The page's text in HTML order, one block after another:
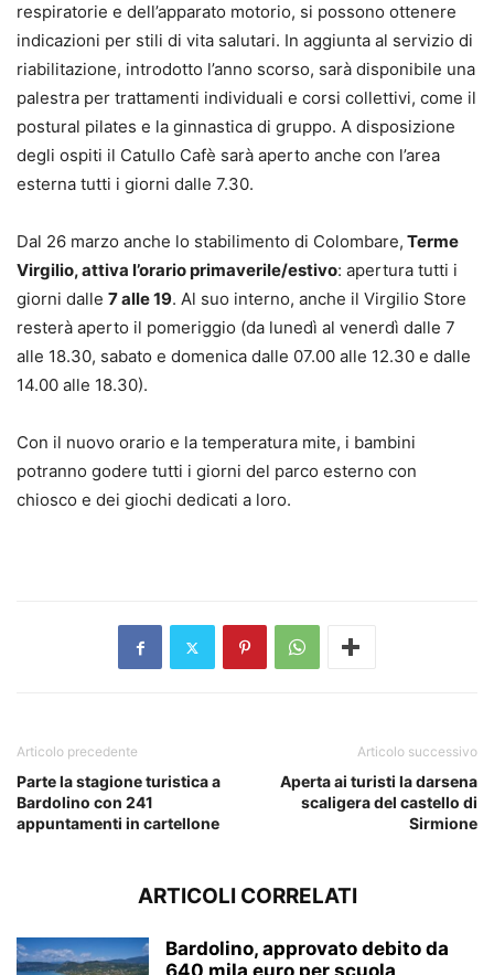
respiratorie e dell’apparato motorio, si possono ottenere
indicazioni per stili di vita salutari. In aggiunta al servizio di
riabilitazione, introdotto l’anno scorso, sarà disponibile una
palestra per trattamenti individuali e corsi collettivi, come il
postural pilates e la ginnastica di gruppo. A disposizione
degli ospiti il Catullo Cafè sarà aperto anche con l’area
esterna tutti i giorni dalle 7.30.
Dal 26 marzo anche lo stabilimento di Colombare, Terme
Virgilio, attiva l’orario primaverile/estivo: apertura tutti i
giorni dalle 7 alle 19. Al suo interno, anche il Virgilio Store
resterà aperto il pomeriggio (da lunedì al venerdì dalle 7
alle 18.30, sabato e domenica dalle 07.00 alle 12.30 e dalle
14.00 alle 18.30).
Con il nuovo orario e la temperatura mite, i bambini
potranno godere tutti i giorni del parco esterno con
chiosco e dei giochi dedicati a loro.
Articolo precedente
Parte la stagione turistica a
Bardolino con 241
appuntamenti in cartellone
Articolo successivo
Aperta ai turisti la darsena
scaligera del castello di
Sirmione
ARTICOLI CORRELATI
Bardolino, approvato debito da